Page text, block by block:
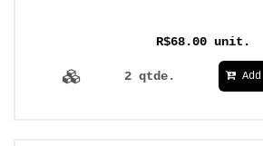
R$68.00 unit.
2 qtde.